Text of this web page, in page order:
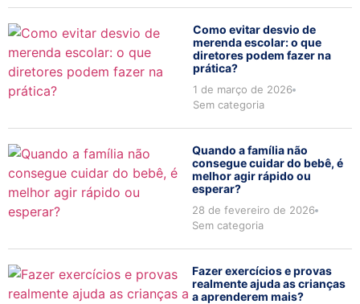
Como evitar desvio de
merenda escolar: o que
diretores podem fazer na
prática?
1 de março de 2026
Sem categoria
Quando a família não
consegue cuidar do bebê, é
melhor agir rápido ou
esperar?
28 de fevereiro de 2026
Sem categoria
Fazer exercícios e provas
realmente ajuda as crianças
a aprenderem mais?